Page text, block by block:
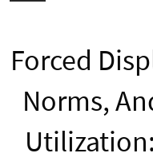
Forced
Norms,